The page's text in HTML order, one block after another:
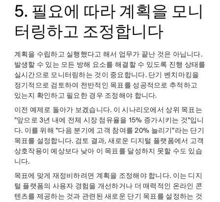
5. 필요에 따라 계획을 모니
터링하고 조정합니다
계획을 수립하고 실행했다고 해서 업무가 끝난 것은 아닙니다.
발생할 수 있는 모든 방해 요소를 해결할 수 있도록 진행 상태를
실시간으로 모니터링하는 것이 중요합니다. 단기 벤치마킹을
정기적으로 검토하여 전반적인 목표를 성공적으로 추적하고
있는지 확인하고 필요한 경우 조정해야 합니다.
이전 예제로 돌아가 보겠습니다. 이 시나리오에서 상위 목표는
"앞으로 3년 내에 전체 시장 점유율을 15% 증가시키는 것"입니
다. 이를 위해 "다음 분기에 고객 참여를 20% 늘리기"라는 단기
목표를 설정합니다. 검토 결과, 새로운 디지털 플랫폼에서 고객
상호작용이 예상보다 낮아 이 목표를 달성하지 못할 수도 있습
니다.
목표에 맞게 재정비하려면 계획을 조정해야 합니다. 이는 디지
털 플랫폼의 사용자 경험을 개선하거나 더 매력적인 온라인 콘
텐츠를 제공하는 것과 관련된 새로운 단기 목표를 설정하는 것